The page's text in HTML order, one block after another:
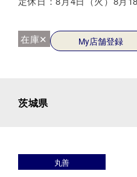
在庫✕ My店舗登録
茨城県
丸善